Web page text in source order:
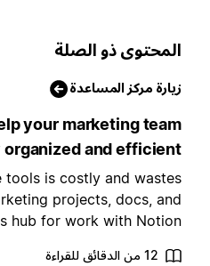
ذو الصلة
مركز المساعدة
help your marketing
organized and
tools is costly and
marketing projects, docs,
hub for work with
12 من الدقائق للقراءة